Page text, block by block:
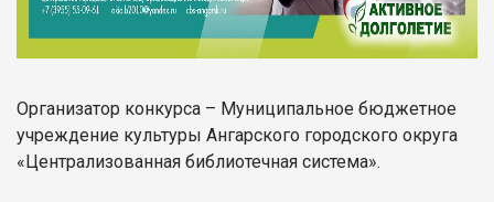
Организатор конкурса – Муниципальное бюджетное
учреждение культуры Ангарского городского округа
«Централизованная библиотечная система».